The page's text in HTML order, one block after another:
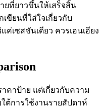
ยที่ยาวขึ้นให้เสร็จสิ้น
เขียนที่ใส่ใจเกี่ยวกับ
เซสชันเดียว ควรเอนเอียง
คาป้าย แต่เกี่ยวกับความ
ต้การใช้งานรายสัปดาห์